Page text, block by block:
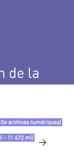
de la
archives numériques)
- 11 672 ml) >